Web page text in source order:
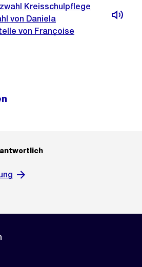
Kreisschulpflege
von Daniela
von Françoise